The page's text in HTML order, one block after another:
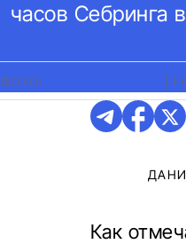
часов Себринга
ФОТО:
Как